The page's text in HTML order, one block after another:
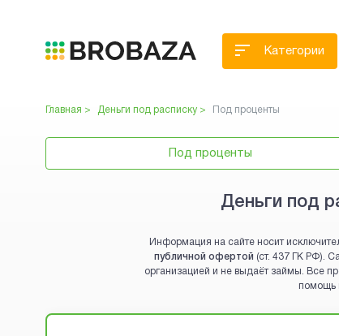
Категории
Главная > Деньги под расписку > Под проценты
Под проценты
Деньги под
Информация на сайте носит
публичной офертой (ст. 437 ГК РФ).
организацией и не выдаёт займы. Все
помощь
Brobaza - VIP-объявления